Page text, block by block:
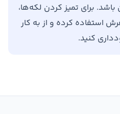
برای تمیز کردن لکه‌ها،
استفاده کرده و از به کار
کنید.